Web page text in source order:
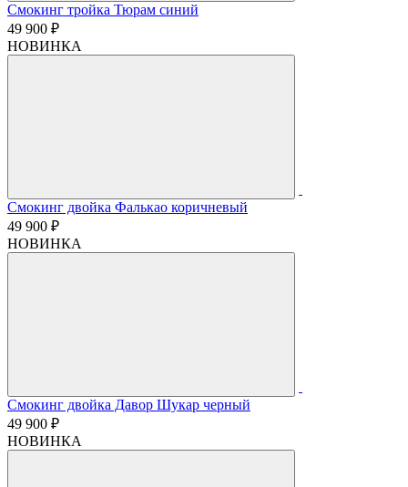
Смокинг тройка Тюрам синий
49 900 ₽
НОВИНКА
Смокинг двойка Фалькао коричневый
49 900 ₽
НОВИНКА
Смокинг двойка Давор Шукар черный
49 900 ₽
НОВИНКА